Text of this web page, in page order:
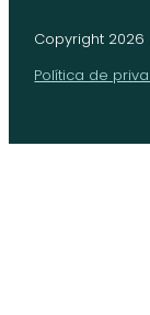
Copyright 2026
Política de